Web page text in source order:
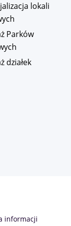
lokali
Parków
działek
informacji